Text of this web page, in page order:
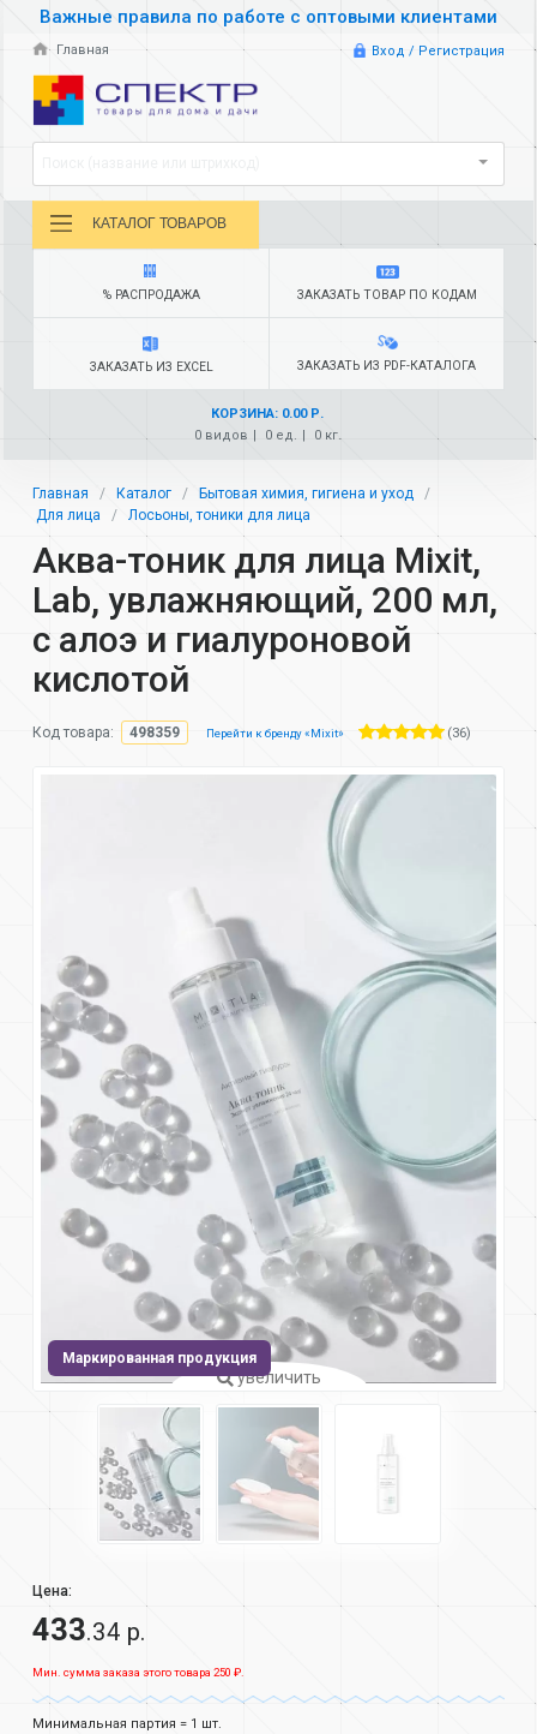
Важные правила по работе с оптовыми клиентами
Главная Вход / Регистрация
КАТАЛОГ ТОВАРОВ
% РАСПРОДАЖА ЗАКАЗАТЬ ТОВАР ПО КОДАМ
ЗАКАЗАТЬ ИЗ EXCEL ЗАКАЗАТЬ ИЗ PDF-КАТАЛОГА
КОРЗИНА: 0.00 Р.
0 видов
0 ед. 0 кг.
Главная Каталог
Бытовая химия, гигиена и уход
Для лица
Лосьоны, тоники для лица
Аква-тоник для лица Mixit,
Lab, увлажняющий, 200 мл,
с алоэ и гиалуроновой
кислотой
Код товара: 498359 Перейти к бренду «Mixit» (36)
увеличить
Маркированная продукция
Цена:
433.34 р.
Мин. сумма заказа этого товара 250 ₽.
Минимальная партия = 1 шт.